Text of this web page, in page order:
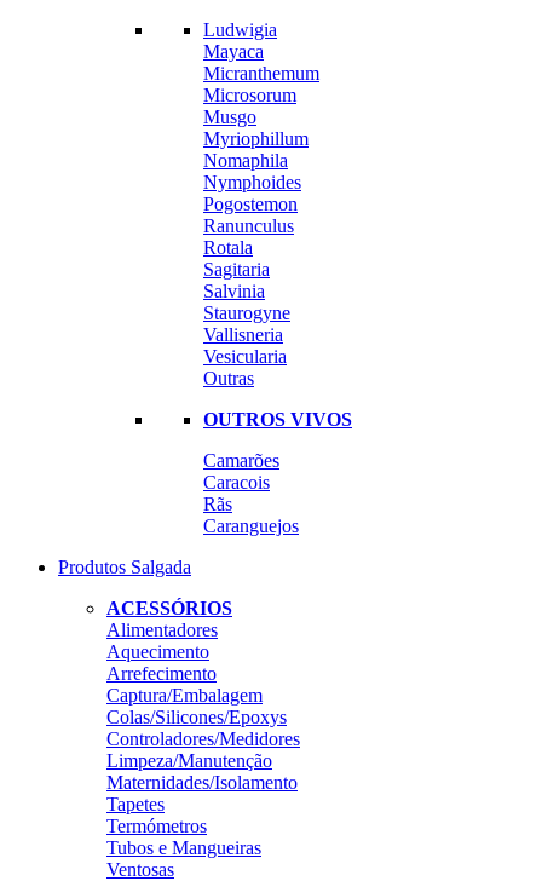
Ludwigia
Mayaca
Micranthemum
Microsorum
Musgo
Myriophillum
Nomaphila
Nymphoides
Pogostemon
Ranunculus
Rotala
Sagitaria
Salvinia
Staurogyne
Vallisneria
Vesicularia
Outras
OUTROS VIVOS
Camarões
Caracois
Rãs
Caranguejos
Produtos Salgada
ACESSÓRIOS
Alimentadores
Aquecimento
Arrefecimento
Captura/Embalagem
Colas/Silicones/Epoxys
Controladores/Medidores
Limpeza/Manutenção
Maternidades/Isolamento
Tapetes
Termómetros
Tubos e Mangueiras
Ventosas